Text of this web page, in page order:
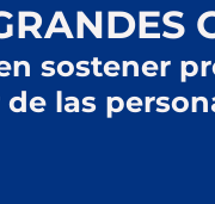
sostener
las